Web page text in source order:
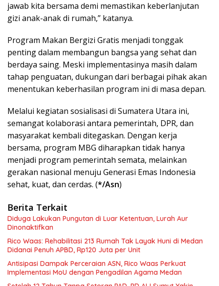
jawab kita bersama demi memastikan keberlanjutan
gizi anak-anak di rumah,” katanya.
Program Makan Bergizi Gratis menjadi tonggak
penting dalam membangun bangsa yang sehat dan
berdaya saing. Meski implementasinya masih dalam
tahap penguatan, dukungan dari berbagai pihak akan
menentukan keberhasilan program ini di masa depan.
Melalui kegiatan sosialisasi di Sumatera Utara ini,
semangat kolaborasi antara pemerintah, DPR, dan
masyarakat kembali ditegaskan. Dengan kerja
bersama, program MBG diharapkan tidak hanya
menjadi program pemerintah semata, melainkan
gerakan nasional menuju Generasi Emas Indonesia
sehat, kuat, dan cerdas. (*/Asn)
Berita Terkait
Diduga Lakukan Pungutan di Luar Ketentuan, Lurah Aur
Dinonaktifkan
Rico Waas: Rehabilitasi 213 Rumah Tak Layak Huni di Medan
Didanai Penuh APBD, Rp120 Juta per Unit
Antisipasi Dampak Perceraian ASN, Rico Waas Perkuat
Implementasi MoU dengan Pengadilan Agama Medan